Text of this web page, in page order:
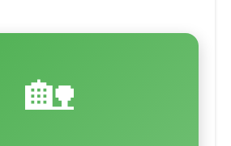
🏡